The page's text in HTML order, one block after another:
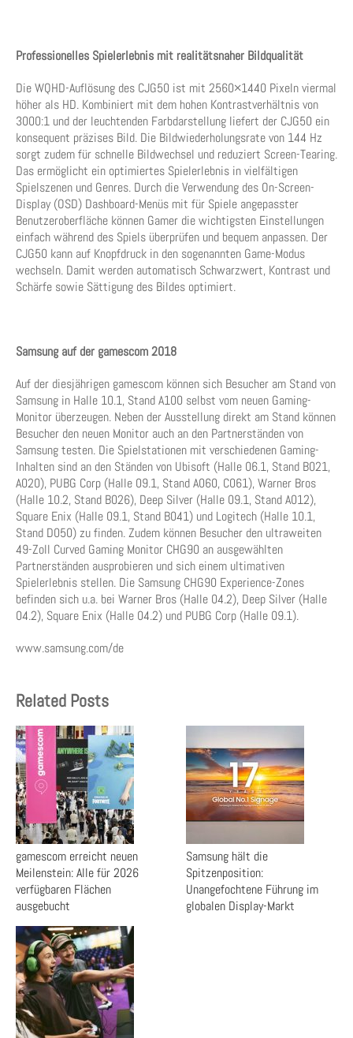
Professionelles Spielerlebnis mit realitätsnaher Bildqualität
Die WQHD-Auflösung des CJG50 ist mit 2560×1440 Pixeln viermal
höher als HD. Kombiniert mit dem hohen Kontrastverhältnis von
3000:1 und der leuchtenden Farbdarstellung liefert der CJG50 ein
konsequent präzises Bild. Die Bildwiederholungsrate von 144 Hz
sorgt zudem für schnelle Bildwechsel und reduziert Screen-Tearing.
Das ermöglicht ein optimiertes Spielerlebnis in vielfältigen
Spielszenen und Genres. Durch die Verwendung des On-Screen-
Display (OSD) Dashboard-Menüs mit für Spiele angepasster
Benutzeroberfläche können Gamer die wichtigsten Einstellungen
einfach während des Spiels überprüfen und bequem anpassen. Der
CJG50 kann auf Knopfdruck in den sogenannten Game-Modus
wechseln. Damit werden automatisch Schwarzwert, Kontrast und
Schärfe sowie Sättigung des Bildes optimiert.
Samsung auf der gamescom 2018
Auf der diesjährigen gamescom können sich Besucher am Stand von
Samsung in Halle 10.1, Stand A100 selbst vom neuen Gaming-
Monitor überzeugen. Neben der Ausstellung direkt am Stand können
Besucher den neuen Monitor auch an den Partnerständen von
Samsung testen. Die Spielstationen mit verschiedenen Gaming-
Inhalten sind an den Ständen von Ubisoft (Halle 06.1, Stand B021,
A020), PUBG Corp (Halle 09.1, Stand A060, C061), Warner Bros
(Halle 10.2, Stand B026), Deep Silver (Halle 09.1, Stand A012),
Square Enix (Halle 09.1, Stand B041) und Logitech (Halle 10.1,
Stand D050) zu finden. Zudem können Besucher den ultraweiten
49-Zoll Curved Gaming Monitor CHG90 an ausgewählten
Partnerständen ausprobieren und sich einem ultimativen
Spielerlebnis stellen. Die Samsung CHG90 Experience-Zones
befinden sich u.a. bei Warner Bros (Halle 04.2), Deep Silver (Halle
04.2), Square Enix (Halle 04.2) und PUBG Corp (Halle 09.1).
www.samsung.com/de
Related Posts
gamescom erreicht neuen
Meilenstein: Alle für 2026
verfügbaren Flächen
ausgebucht
Samsung hält die
Spitzenposition:
Unangefochtene Führung im
globalen Display-Markt